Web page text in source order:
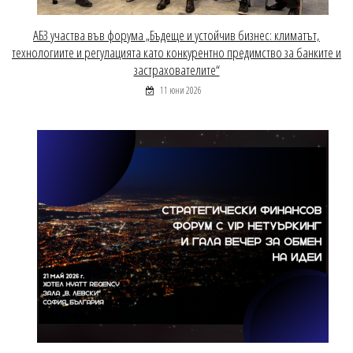
АБЗ участва във форума „Бъдеще и устойчив бизнес: климатът,
технологиите и регулацията като конкурентно предимство за банките и
застрахователите“
11 юни 2026